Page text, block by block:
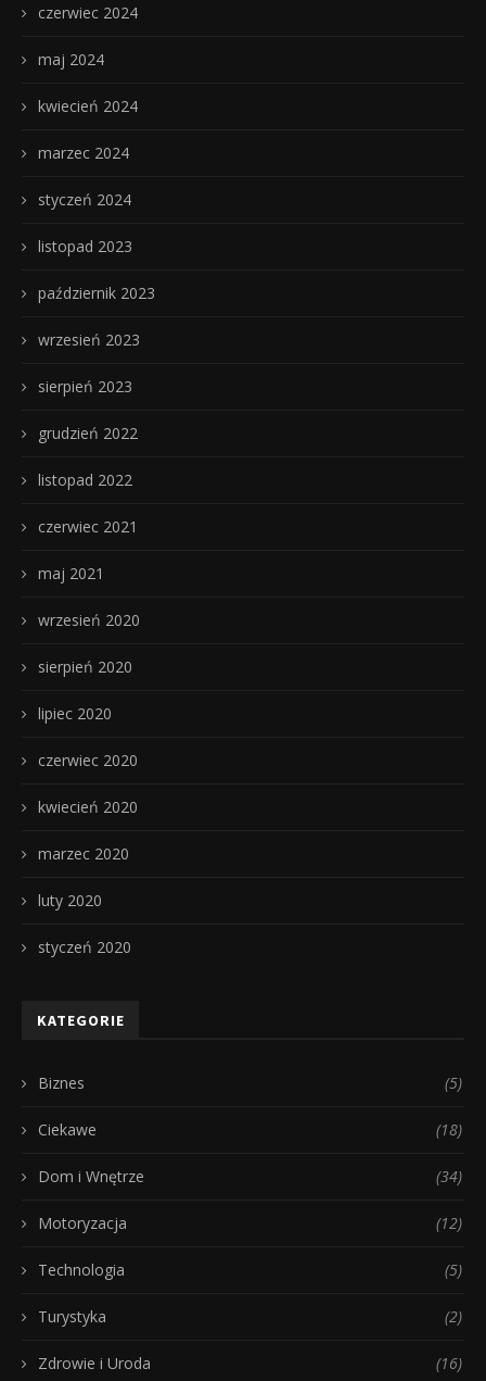
czerwiec 2024
maj 2024
kwiecień 2024
marzec 2024
styczeń 2024
listopad 2023
październik 2023
wrzesień 2023
sierpień 2023
grudzień 2022
listopad 2022
czerwiec 2021
maj 2021
wrzesień 2020
sierpień 2020
lipiec 2020
czerwiec 2020
kwiecień 2020
marzec 2020
luty 2020
styczeń 2020
KATEGORIE
Biznes (5)
Ciekawe (18)
Dom i Wnętrze (34)
Motoryzacja (12)
Technologia (5)
Turystyka (2)
Zdrowie i Uroda (16)